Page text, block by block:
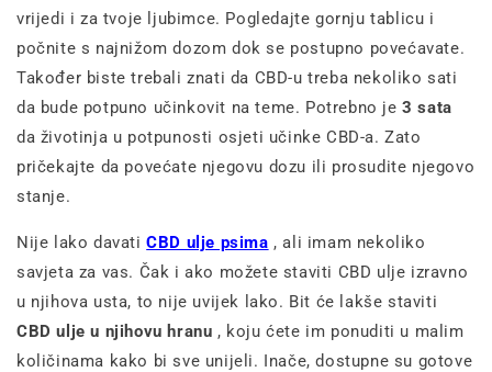
vrijedi i za tvoje ljubimce. Pogledajte gornju tablicu i
počnite s najnižom dozom dok se postupno povećavate.
Također biste trebali znati da CBD-u treba nekoliko sati
da bude potpuno učinkovit na teme. Potrebno je3 sata
da životinja u potpunosti osjeti učinke CBD-a. Zato
pričekajte da povećate njegovu dozu ili prosudite njegovo
stanje.
Nije lako davatiCBD ulje psima , ali imam nekoliko
savjeta za vas. Čak i ako možete staviti CBD ulje izravno
u njihova usta, to nije uvijek lako. Bit će lakše staviti
CBD ulje u njihovu hranu , koju ćete im ponuditi u malim
količinama kako bi sve unijeli. Inače, dostupne su gotove